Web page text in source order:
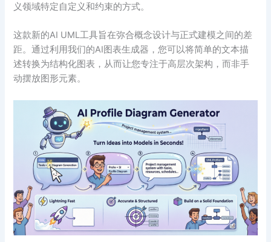
义领域特定自定义和约束的方式。
这款新的AI UML工具旨在弥合概念设计与正式建模之间的差
距。通过利用我们的AI图表生成器，您可以将简单的文本描
述转换为结构化图表，从而让您专注于高层次架构，而非手
动摆放图形元素。